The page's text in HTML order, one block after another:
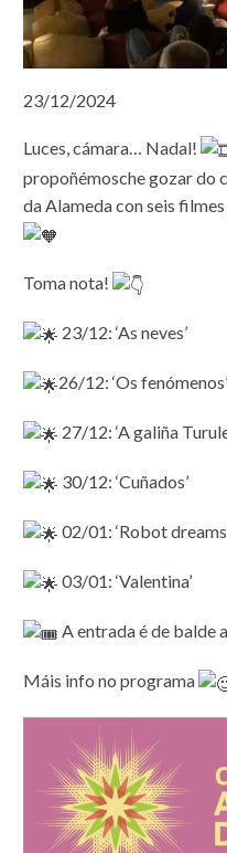
23/12/2024
Luces, cámara… Nadal!
propoñémosche gozar do
da Alameda con seis
Toma nota!
23/12: ‘As neves’
26/12: ‘Os fenómenos’
27/12: ‘A galiña
30/12: ‘Cuñados’
02/01: ‘Robot
03/01: ‘Valentina’
A entrada é de balde
Máis info no programa